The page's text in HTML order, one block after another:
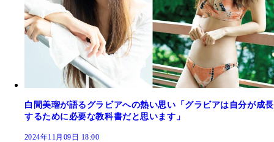
白間美瑠が語るグラビアへの熱い思い「グラビアは自分が成長
するために必要な教科書だと思います」
2024年11月09日 18:00